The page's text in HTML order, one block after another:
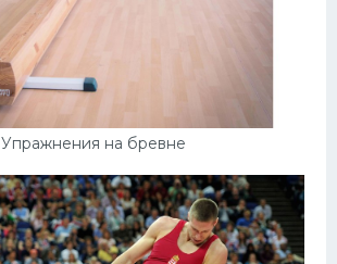
Упражнения на бревне